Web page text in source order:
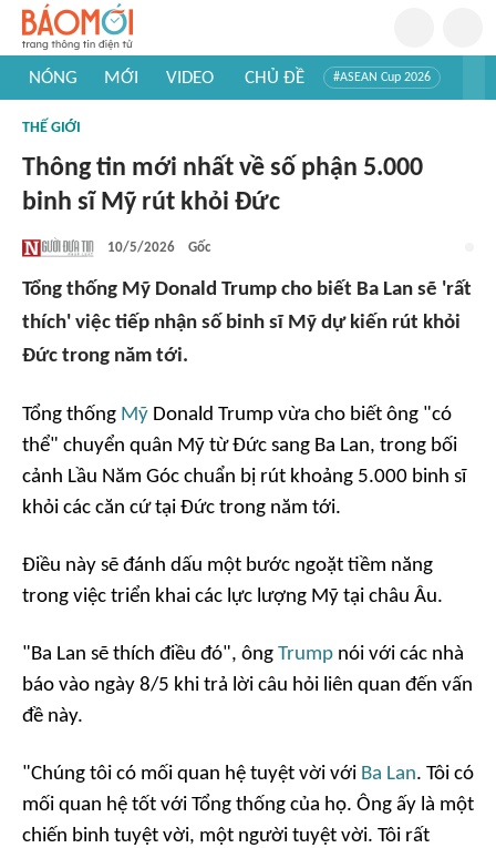
NÓNG MỚI VIDEO CHỦ ĐỀ #ASEAN Cup 2026
#Khám phá thế giới
THẾ GIỚI
Thông tin mới nhất về số phận 5.000
binh sĩ Mỹ rút khỏi Đức
10/5/2026 Gốc
Tổng thống Mỹ Donald Trump cho biết Ba Lan sẽ 'rất
thích' việc tiếp nhận số binh sĩ Mỹ dự kiến rút khỏi
Đức trong năm tới.
Tổng thống Mỹ Donald Trump vừa cho biết ông "có
thể" chuyển quân Mỹ từ Đức sang Ba Lan, trong bối
cảnh Lầu Năm Góc chuẩn bị rút khoảng 5.000 binh sĩ
khỏi các căn cứ tại Đức trong năm tới.
Điều này sẽ đánh dấu một bước ngoặt tiềm năng
trong việc triển khai các lực lượng Mỹ tại châu Âu.
"Ba Lan sẽ thích điều đó", ông Trump nói với các nhà
báo vào ngày 8/5 khi trả lời câu hỏi liên quan đến vấn
đề này.
"Chúng tôi có mối quan hệ tuyệt vời với Ba Lan. Tôi có
mối quan hệ tốt với Tổng thống của họ. Ông ấy là một
chiến binh tuyệt vời, một người tuyệt vời. Tôi rất